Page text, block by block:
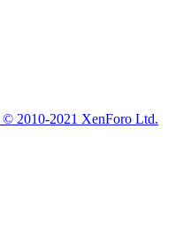
© 2010-2021 XenForo Ltd.